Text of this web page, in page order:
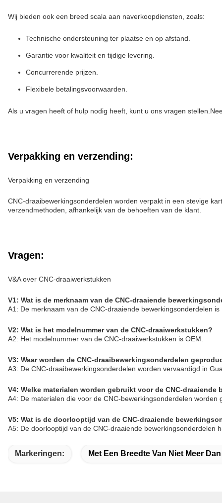
Wij bieden ook een breed scala aan naverkoopdiensten, zoals:
Technische ondersteuning ter plaatse en op afstand.
Garantie voor kwaliteit en tijdige levering.
Concurrerende prijzen.
Flexibele betalingsvoorwaarden.
Als u vragen heeft of hulp nodig heeft, kunt u ons vragen
Verpakking en verzending:
Verpakking en verzending
CNC-draaibewerkingsonderdelen worden verpakt in een stevige
verzendmethoden, afhankelijk van de behoeften van de klant.
Vragen:
V&A over CNC-draaiwerkstukken
V1: Wat is de merknaam van de CNC-draaiende
A1: De merknaam van de CNC-draaiende bewerkingsonderdelen is
V2: Wat is het modelnummer van de CNC-draaiwerkstukken?
A2: Het modelnummer van de CNC-draaiwerkstukken is OEM.
V3: Waar worden de CNC-draaibewerkingsonderdelen
A3: De CNC-draaibewerkingsonderdelen worden vervaardigd in
V4: Welke materialen worden gebruikt voor de CNC-draaiende
A4: De materialen die voor de CNC-bewerkingsonderdelen
V5: Wat is de doorlooptijd van de CNC-draaiende
A5: De doorlooptijd van de CNC-draaiende
Markeringen: Met Een Breedte Van Niet Meer